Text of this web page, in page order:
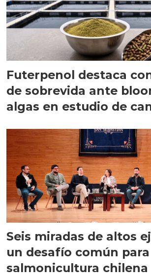
Futerpenol destaca
de sobrevida ante
algas en estudio de
Seis miradas de altos
un desafío común para
salmonicultura chilena